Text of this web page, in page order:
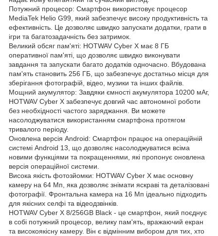
Потужний процесор: Смартфон використовує процесор
MediaTek Helio G99, який забезпечує високу продуктивність та
ефективність. Це дозволяє швидко запускати додатки, грати в
ігри та багатозадачність без затримок.
Великий обсяг пам'яті: HOTWAV Cyber X має 8 ГБ
оперативної пам'яті, що дозволяє швидко виконувати
завдання та запускати багато додатків одночасно. Вбудована
пам'ять становить 256 ГБ, що забезпечує достатньо місця для
зберігання фотографій, відео, музики та інших файлів.
Мощний акумулятор: Завдяки ємності акумулятора 10200 мАг,
HOTWAV Cyber X забезпечує довгий час автономної роботи
без необхідності частого заряджання. Ви можете
насолоджуватися використанням смартфона протягом
тривалого періоду.
Оновлена версія Android: Смартфон працює на операційній
системі Android 13, що дозволяє насолоджуватися всіма
новими функціями та покращеннями, які пропонує оновлена
версія операційної системи.
Висока якість фотозйомки: HOTWAV Cyber X має основну
камеру на 64 Мп, яка дозволяє знімати яскраві та деталізовані
фотографії. Фронтальна камера на 16 Мп ідеально підходить
для якісних селфі та відеодзвінків.
HOTWAV Cyber X 8/256GB Black - це смартфон, який поєднує
в собі потужний процесор, велику пам'ять, вражаючий екран
та високоякісну камеру. Він є відмінним вибором для тих, хто